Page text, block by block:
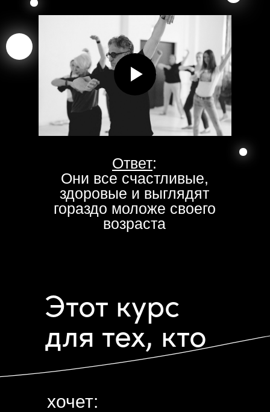
Ответ:
Они все счастливые,
здоровые и выглядят
гораздо моложе своего
возраста
Этот курс
для тех, кто
хочет: